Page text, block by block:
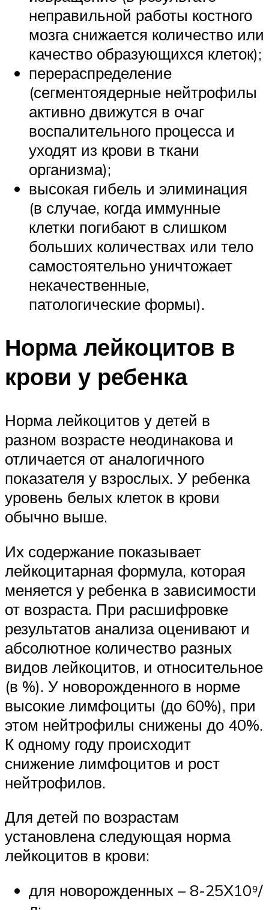
неправильной работы костного
мозга снижается количество или
качество образующихся клеток);
перераспределение
(сегментоядерные нейтрофилы
активно движутся в очаг
воспалительного процесса и
уходят из крови в ткани
организма);
высокая гибель и элиминация
(в случае, когда иммунные
клетки погибают в слишком
больших количествах или тело
самостоятельно уничтожает
некачественные,
патологические формы).
Норма лейкоцитов в
крови у ребенка
Норма лейкоцитов у детей в
разном возрасте неодинакова и
отличается от аналогичного
показателя у взрослых. У ребенка
уровень белых клеток в крови
обычно выше.
Их содержание показывает
лейкоцитарная формула, которая
меняется у ребенка в зависимости
от возраста. При расшифровке
результатов анализа оценивают и
абсолютное количество разных
видов лейкоцитов, и относительное
(в %). У новорожденного в норме
высокие лимфоциты (до 60%), при
этом нейтрофилы снижены до 40%.
К одному году происходит
снижение лимфоцитов и рост
нейтрофилов.
Для детей по возрастам
установлена следующая норма
лейкоцитов в крови:
для новорожденных – 8-25Х10⁹/